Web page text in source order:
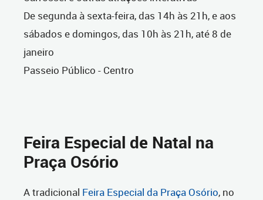
De segunda à sexta-feira, das 14h às 21h, e aos
sábados e domingos, das 10h às 21h, até 8 de
janeiro
Passeio Público - Centro
Feira Especial de Natal na
Praça Osório
A tradicional Feira Especial da Praça Osório, no